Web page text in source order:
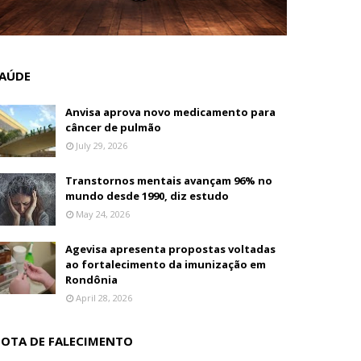
Anvisa aprova novo medicamento para
câncer de pulmão
July 29, 2026
Transtornos mentais avançam 96% no
mundo desde 1990, diz estudo
May 24, 2026
Agevisa apresenta propostas voltadas
ao fortalecimento da imunização em
Rondônia
April 28, 2026
DE FALECIMENTO